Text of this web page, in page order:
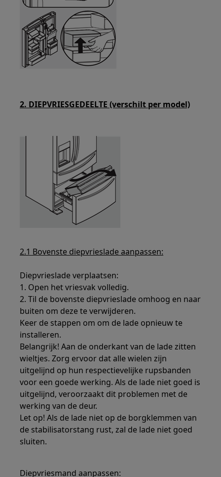
2. DIEPVRIESGEDEELTE (verschilt per model)
2.1 Bovenste diepvrieslade aanpassen:
Diepvrieslade verplaatsen:
1. Open het vriesvak volledig.
2. Til de bovenste diepvrieslade omhoog en naar
buiten om deze te verwijderen.
Keer de stappen om om de lade opnieuw te
installeren.
Belangrijk! Aan de onderkant van de lade zitten
wieltjes. Zorg ervoor dat alle wielen zijn
uitgelijnd op hun respectievelijke rupsbanden
voor een goede werking. Als de lade niet goed is
uitgelijnd, veroorzaakt dit problemen met de
werking van de deur.
Let op! Als de lade niet op de borgklemmen van
de stabilisatorstang rust, zal de lade niet goed
sluiten.
Diepvriesmand aanpassen: